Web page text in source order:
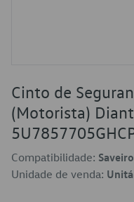
Cinto de
(Motorista)
Compatibilidade: Saveiro
Unidade de venda: